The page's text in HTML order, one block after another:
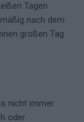
Tagen.
nach dem
großen Tag
nicht immer
oder